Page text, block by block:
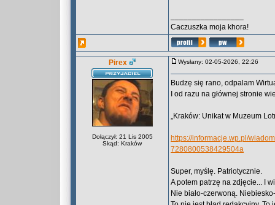
Caczuszka moja khora!
Pirex
Dołączył: 21 Lis 2005
Skąd: Kraków
Wysłany: 02-05-2026, 22:26
Budzę się rano, odpalam
I od razu na głównej stronie
„Kraków: Unikat w Muzeum
https://informacje.wp.pl/
7280800538429504a
Super, myślę. Patriotycznie.
A potem patrzę na zdjęcie... I
Nie biało-czerwoną.